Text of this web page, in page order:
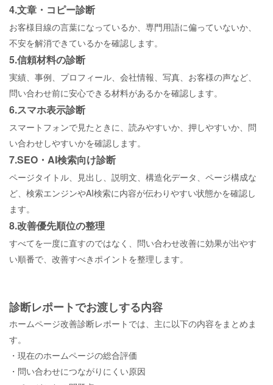
4.文章・コピー診断
お客様目線の言葉になっているか、専門用語に偏っていないか、
不安を解消できているかを確認します。
5.信頼材料の診断
実績、事例、プロフィール、会社情報、写真、お客様の声など、
問い合わせ前に安心できる材料があるかを確認します。
6.スマホ表示診断
スマートフォンで見たときに、読みやすいか、押しやすいか、問
い合わせしやすいかを確認します。
7.SEO・ AI検索向け診断
ページタイトル、見出し、説明文、構造化データ、ページ構成な
ど、検索エンジンやAI検索に内容が伝わりやすい状態かを確認し
ます。
8.改善優先順位の整理
すべてを一度に直すのではなく、問い合わせ改善に効果が出やす
い順番で、改善すべきポイントを整理します。
診断レポートでお渡しする内容
ホームページ改善診断レポートでは、主に以下の内容をまとめま
す。
・現在のホームページの総合評価
・問い合わせにつながりにくい原因